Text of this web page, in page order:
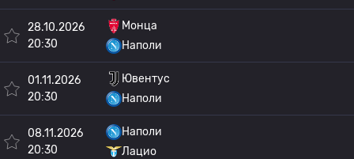
28.10.2026
20:30
Монца
Наполи
01.11.2026
20:30
Ювентус
Наполи
08.11.2026
20:30
Наполи
Лацио